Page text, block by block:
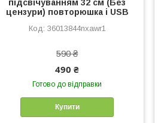
підсвічуванням 32 см (Без
цензури) повторюшка і USB
36013844nxawr1
590 ₴
490 ₴
Готово до відправки
Купити